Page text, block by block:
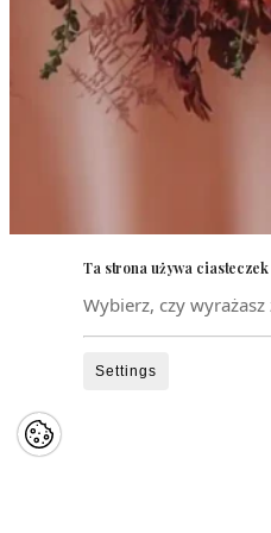
Ta strona używa ciasteczek
Wybierz, czy
Settings